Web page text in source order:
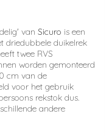
van Sicuro is een
driedubbele duikelrek
twee RVS
worden gemonteerd
cm van de
voor het gebruik
rekstok dus.
andere